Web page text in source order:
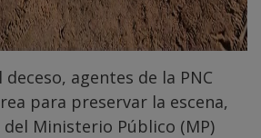
agentes de la PNC
para preservar la escena,
Ministerio Público (MP)